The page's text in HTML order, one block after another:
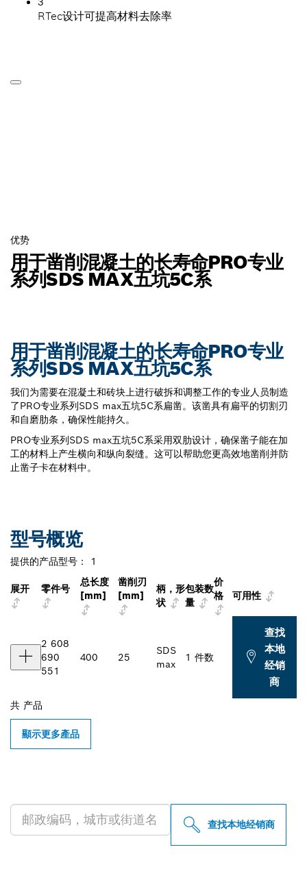
RTec设计可提高材料去除率
优势
用于凿削混凝土的长寿命PRO专业
系列SDS MAX五坑5C系
用于凿削混凝土的长寿命PRO专业
系列SDS MAX五坑5C系
我们为需要在混凝土和砖块上进行破拆和调整工作的专业人员制造
了PRO专业系列SDS max五坑5C系扁凿。该凿具有扁平的切割刃
和自磨肋条，确保性能持久。
PRO专业系列SDS max五坑5C系采用双肋设计，确保凿子能在加
工的材料上产生横向和纵向裂缝。这可以帮助您更高效地凿削并防
止凿子卡在材料中。
型号概览
提供的产品型号： 1
展开 零件号
总长度
[mm]
凿削刃
[mm]
柄，形
状
包装数
量
价
格
可用性
2 608
690
551
400 25
SDS
max
1 件数
查找
本地
经销
商
共 产品
顯示更多產品
查找本地经销商